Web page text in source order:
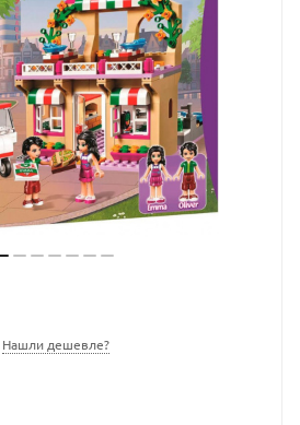
Нашли дешевле?